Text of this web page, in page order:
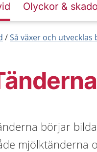
Olyckor &
Så växer och utvecklas
börjar
mjölktänderna